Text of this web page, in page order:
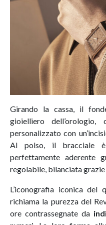
Girando la cassa, il
gioielliero
personalizzato con
Al polso, il bracciale
perfettamente aderente
regolabile, bilanciata grazie
L’iconografia iconica del
richiama la purezza del
ore contrassegnate da